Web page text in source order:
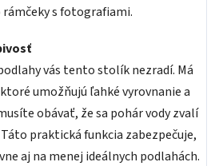
s fotografiami.
vás tento stolík nezradí. Má
umožňujú ľahké vyrovnanie a
obávať, že sa pohár vody zvalí
praktická funkcia zabezpečuje,
aj na menej ideálnych podlahách.